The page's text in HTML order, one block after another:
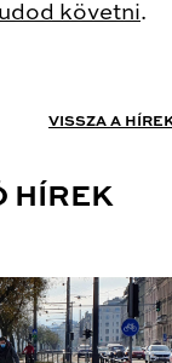
követni.
VISSZA A
HÍREK